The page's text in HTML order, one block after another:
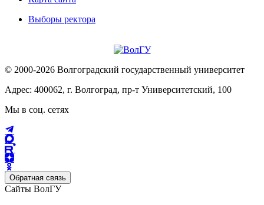
Выборы ректора
© 2000-2026 Волгоградский государственный университет
Адрес: 400062, г. Волгоград, пр-т Университетский, 100
Мы в соц. сетях
Обратная связь
Сайты ВолГУ